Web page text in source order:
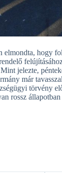
hogy
jelezte,
már
törvény
rossz